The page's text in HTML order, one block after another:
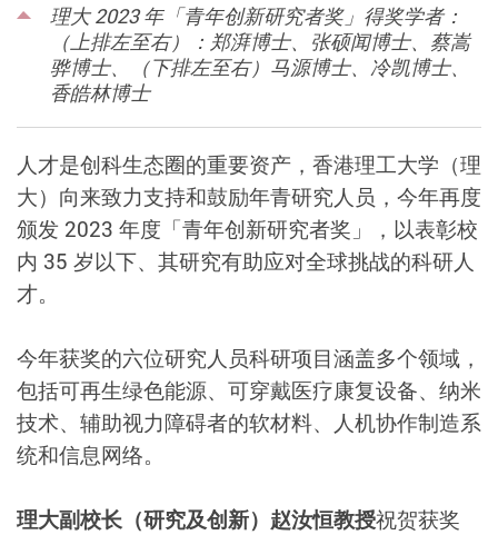
理大 2023 年「青年创新研究者奖」得奖学者：
（上排左至右）：郑湃博士、张硕闻博士、蔡嵩
骅博士、（下排左至右）马源博士、冷凯博士、
香皓林博士
人才是创科生态圈的重要资产，香港理工大学（理
大）向来致力支持和鼓励年青研究人员，今年再度
颁发 2023 年度「青年创新研究者奖」，以表彰校
内 35 岁以下、其研究有助应对全球挑战的科研人
才。
今年获奖的六位研究人员科研项目涵盖多个领域，
包括可再生绿色能源、可穿戴医疗康复设备、纳米
技术、辅助视力障碍者的软材料、人机协作制造系
统和信息网络。
理大副校长（研究及创新）赵汝恒教授祝贺获奖